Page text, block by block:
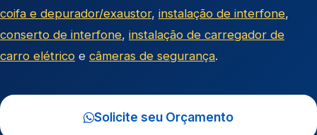
coifa e depurador/exaustor, instalação de interfone,
conserto de interfone, instalação de carregador de
carro elétrico e câmeras de segurança.
Solicite seu Orçamento